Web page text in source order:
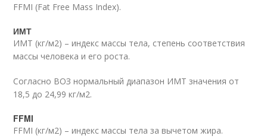
FFMI (Fat Free Mass Index).
ИМТ
ИМТ (кг/м2) – индекс массы тела, степень соответствия
массы человека и его роста.
Согласно ВОЗ нормальный диапазон ИМТ значения от
18,5 до 24,99 кг/м2.
FFMI
FFMI (кг/м2) – индекс массы тела за вычетом жира.